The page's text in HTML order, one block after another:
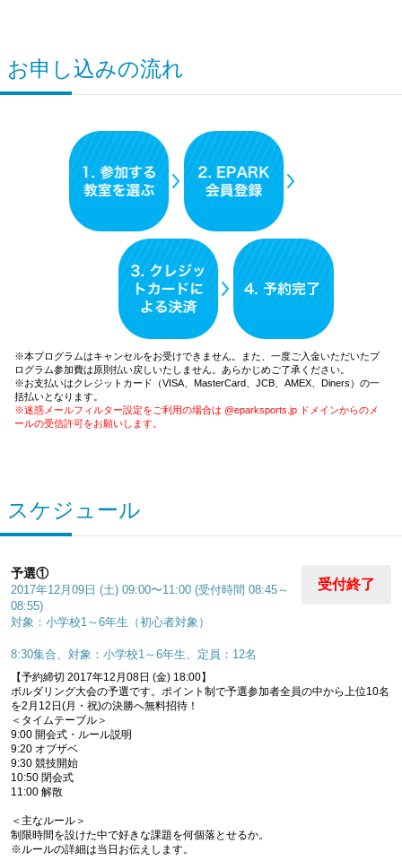
お申し込みの流れ
※本プログラムはキャンセルをお受けできません。また、一度ご入金いただいたプ
ログラム参加費は原則払い戻しいたしません。あらかじめご了承ください。
※お支払いはクレジットカード（VISA、MasterCard、JCB、AMEX、Diners）の一
括払いとなります。
※迷惑メールフィルター設定をご利用の場合は @eparksports.jp ドメインからのメ
ールの受信許可をお願いします。
スケジュール
予選①
2017年12月09日 (土) 09:00〜11:00 (受付時間 08:45～
08:55)
対象：小学校1～6年生（初心者対象）
8:30集合、対象：小学校1～6年生、定員：12名
受付終了
【予約締切 2017年12月08日 (金) 18:00】
ボルダリング大会の予選です。ポイント制で予選参加者全員の中から上位10名
を2月12日(月・祝)の決勝へ無料招待！
＜タイムテーブル＞
9:00 開会式・ルール説明
9:20 オブザベ
9:30 競技開始
10:50 閉会式
11:00 解散
＜主なルール＞
制限時間を設けた中で好きな課題を何個落とせるか。
※ルールの詳細は当日お伝えします。